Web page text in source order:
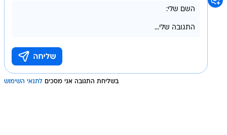
בשליחת התגובה אני מסכים לתנאי השימוש